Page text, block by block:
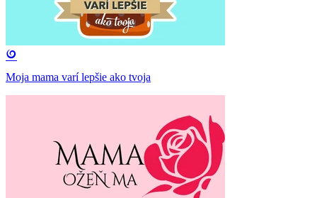
Moja mama varí lepšie ako tvoja